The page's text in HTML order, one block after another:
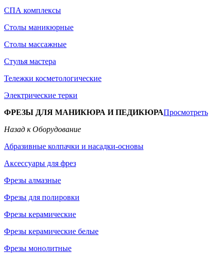
СПА комплексы
Столы маникюрные
Столы массажные
Стулья мастера
Тележки косметологические
Электрические терки
ФРЕЗЫ ДЛЯ МАНИКЮРА И ПЕДИКЮРАПросмотреть
Назад к Оборудование
Абразивные колпачки и насадки-основы
Аксессуары для фрез
Фрезы алмазные
Фрезы для полировки
Фрезы керамические
Фрезы керамические белые
Фрезы монолитные